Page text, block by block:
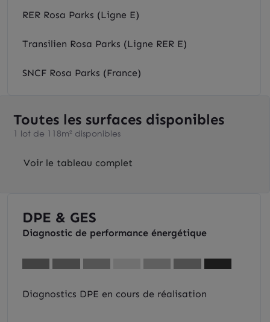
RER Rosa Parks (Ligne E)
Transilien Rosa Parks (Ligne RER E)
SNCF Rosa Parks (France)
Toutes les surfaces disponibles
1 lot de 118m² disponibles
Voir le tableau complet
DPE & GES
Diagnostic de performance énergétique
Diagnostics DPE en cours de réalisation